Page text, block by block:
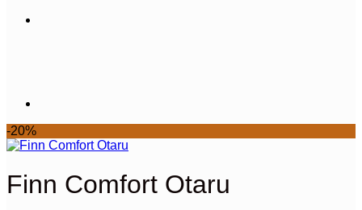
-20%
Finn Comfort Otaru